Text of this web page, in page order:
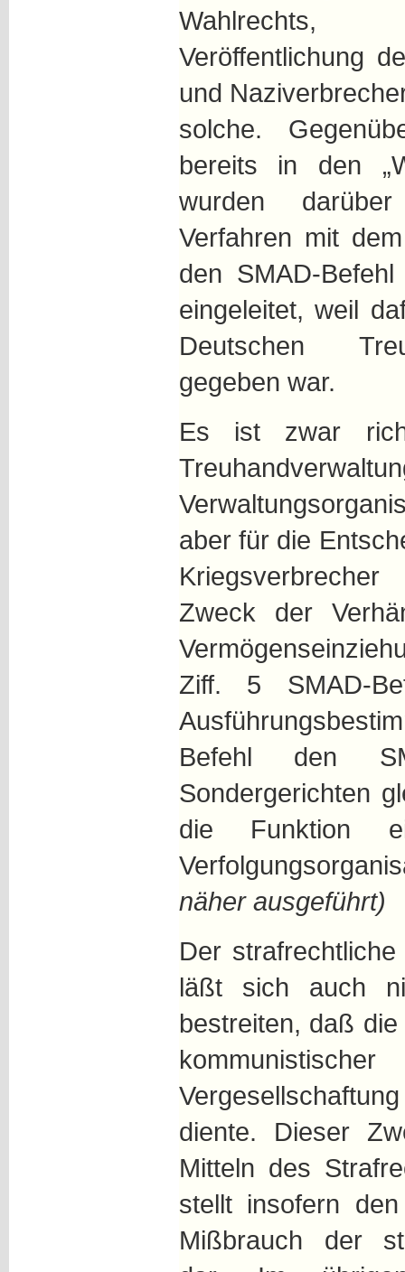
Wahlrechts,
Veröffentlichung
und
solche.
bereits in den
wurden
Verfahren mit
den SMAD-
eingeleitet, weil
Deutschen
gegeben war.
Es ist zwar
aber für die
Zweck der
Ziff. 5 SMAD-
Befehl den
Sondergerichten
die Funktion
näher ausgeführt)
Der
läßt sich auch
bestreiten, daß
diente. Dieser
Mitteln des
stellt insofern
Mißbrauch der